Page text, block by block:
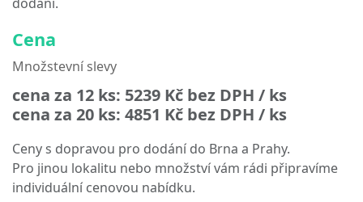
Cena
Množstevní slevy
cena za 12 ks: 5239 Kč bez DPH / ks
cena za 20 ks: 4851 Kč bez DPH / ks
Ceny s dopravou pro dodání do Brna a Prahy.
Pro jinou lokalitu nebo množství vám rádi připravíme
individuální cenovou nabídku.